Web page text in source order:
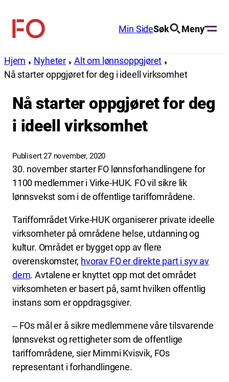
innhold
FO
Min SideSøk Meny
Hjem Nyheter
Alt om lønnsoppgjøret
Nå starter oppgjøret for deg i ideell virksomhet
Nå starter oppgjøret for deg
i ideell virksomhet
Publisert 27 november, 2020
30. november starter FO lønnsforhandlingene for
1100 medlemmer i Virke-HUK. FO vil sikre lik
lønnsvekst som i de offentlige tariffområdene.
Tariffområdet Virke-HUK organiserer private ideelle
virksomheter på områdene helse, utdanning og
kultur. Området er bygget opp av flere
overenskomster, hvorav FO er direkte part i syv av
dem. Avtalene er knyttet opp mot det området
virksomheten er basert på, samt hvilken offentlig
instans som er oppdragsgiver.
‒ FOs mål er å sikre medlemmene våre tilsvarende
lønnsvekst og rettigheter som de offentlige
tariffområdene, sier Mimmi Kvisvik, FOs
representant i forhandlingene.